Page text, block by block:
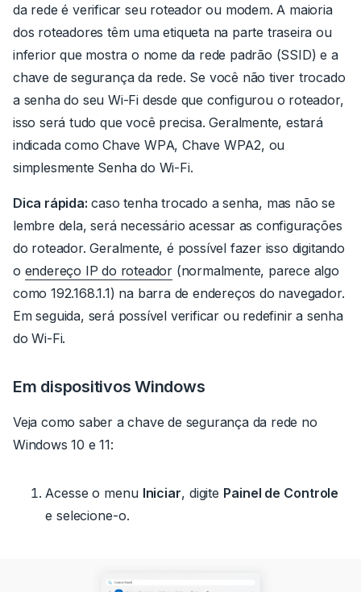
da rede é verificar seu roteador ou modem. A maioria
dos roteadores têm uma etiqueta na parte traseira ou
inferior que mostra o nome da rede padrão (SSID) e a
chave de segurança da rede. Se você não tiver trocado
a senha do seu Wi-Fi desde que configurou o roteador,
isso será tudo que você precisa. Geralmente, estará
indicada comoChave WPA,Chave WPA2, ou
simplesmente Senha do Wi-Fi.
Dica rápida: caso tenha trocado a senha, mas não se
lembre dela, será necessário acessar as configurações
do roteador. Geralmente, é possível fazer isso digitando
o endereço IP do roteador (normalmente, parece algo
como 192.168.1.1) na barra de endereços do navegador.
Em seguida, será possível verificar ou redefinir a senha
do Wi-Fi.
Em dispositivos Windows
Veja como saber a chave de segurança da rede no
Windows 10 e 11:
Acesse o menu Iniciar, digite Painel de Controle
e selecione-o.